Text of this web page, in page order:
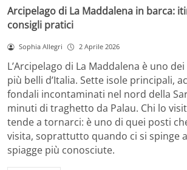
Arcipelago di La Maddalena in barca:
consigli pratici
Sophia Allegri 2 Aprile 2026
L’Arcipelago di La Maddalena è uno
più belli d’Italia. Sette isole principali,
fondali incontaminati nel nord della
minuti di traghetto da Palau. Chi lo
tende a tornarci: è uno di quei posti
visita, soprattutto quando ci si spinge
spiagge più conosciute.